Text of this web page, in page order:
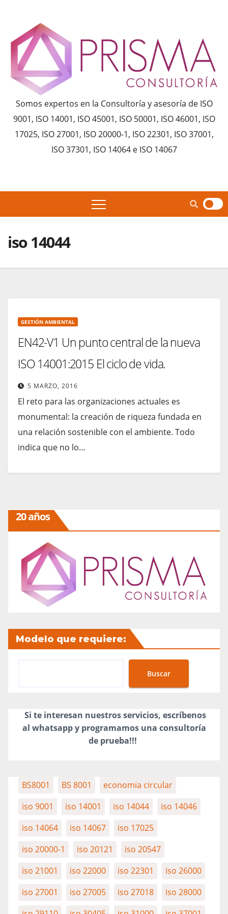
contenido
Somos expertos en la Consultoría y asesoría de ISO
9001, ISO 14001, ISO 45001, ISO 50001, ISO 46001, ISO
17025, ISO 27001, ISO 20000-1, ISO 22301, ISO 37001,
ISO 37301, ISO 14064 e ISO 14067
iso 14044
GESTIÓN AMBIENTAL
EN42-V1 Un punto central de la nueva
ISO 14001:2015 El ciclo de vida.
5 MARZO, 2016
El reto para las organizaciones actuales es
monumental: la creación de riqueza fundada en
una relación sostenible con el ambiente. Todo
indica que no lo…
Leer más
20 años
Modelo que requiere:
Buscar
Si te interesan nuestros servicios, escríbenos
al whatsapp y programamos una consultoría
de prueba!!!
BS8001 BS 8001
economia circular
iso 9001
iso 14001 iso 14044
iso 14046
iso 14064
iso 14067
iso 17025
iso 20000-1
iso 20121
iso 20547
iso 21001
iso 22000 iso 22301
iso 26000
iso 27001
iso 27005 iso 27018
iso 28000